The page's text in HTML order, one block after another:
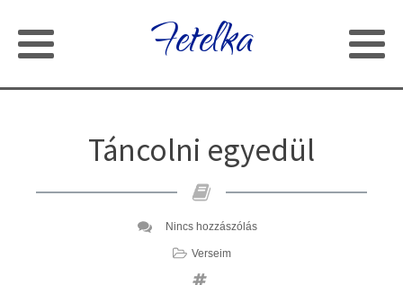
Fetelka
Táncolni egyedül
Nincs hozzászólás
Verseim